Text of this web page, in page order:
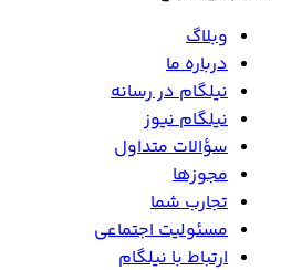
وبلاگ
درباره ما
نیلگام در رسانه
نیلگام نیوز
سؤالات متداول
مجوزها
تجارب شما
مسئولیت اجتماعی
ارتباط با نیلگام